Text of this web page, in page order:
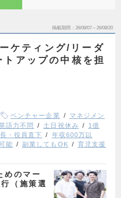
掲載期間 26/08/07～26/08/20
ケティング/リーダ
アップの中核を担
ベンチャー企業
マネジメン
語力不問 土日祝休み
1億
・役員直下
年収600万以
能 副業してもOK
育児支援
めのマー
（施策選